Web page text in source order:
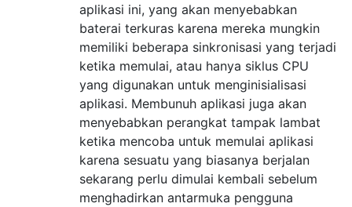
aplikasi ini, yang akan menyebabkan
baterai terkuras karena mereka mungkin
memiliki beberapa sinkronisasi yang terjadi
ketika memulai, atau hanya siklus CPU
yang digunakan untuk menginisialisasi
aplikasi. Membunuh aplikasi juga akan
menyebabkan perangkat tampak lambat
ketika mencoba untuk memulai aplikasi
karena sesuatu yang biasanya berjalan
sekarang perlu dimulai kembali sebelum
menghadirkan antarmuka pengguna